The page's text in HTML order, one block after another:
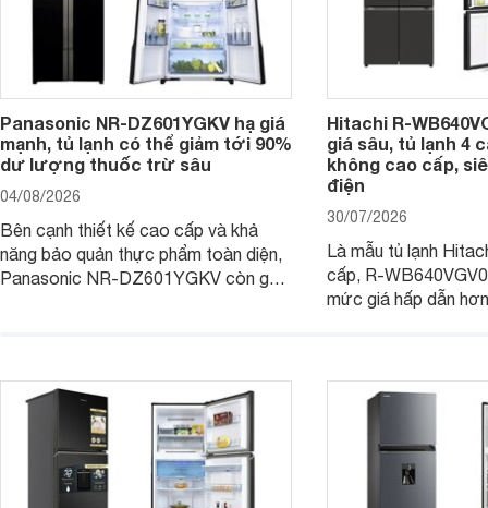
Panasonic NR-DZ601YGKV hạ giá
mạnh, tủ lạnh có thể giảm tới 90%
dư lượng thuốc trừ sâu
04/08/2026
Bên cạnh thiết kế cao cấp và khả
năng bảo quản thực phẩm toàn diện,
Panasonic NR-DZ601YGKV còn gây
Hitachi R-
giá sâu, tủ lạnh 4
không cao cấp,
điện
30/07/2026
Là mẫu tủ lạnh
cấp, R-
mức giá hấp dẫn
nhiều công nghệ.